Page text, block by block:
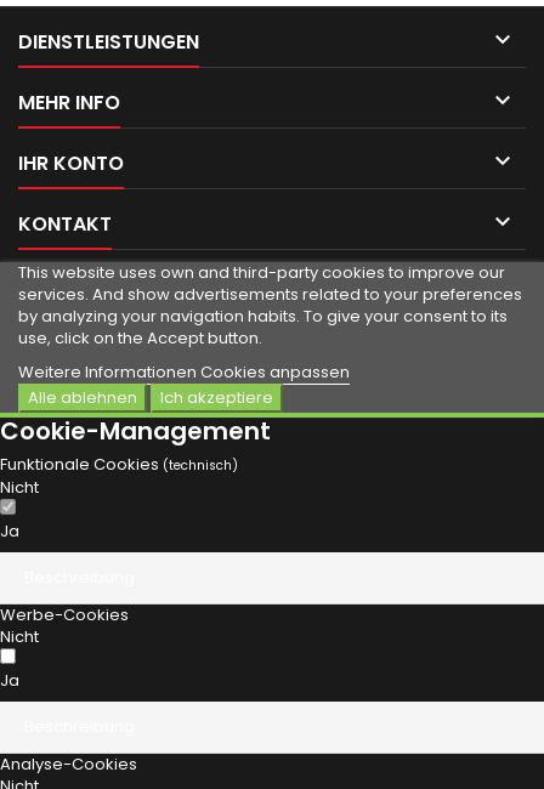
DIENSTLEISTUNGEN 
MEHR INFO 
IHR KONTO 
KONTAKT 
This website uses own and third-party cookies to improve our
services. And show advertisements related to your preferences
by analyzing your navigation habits. To give your consent to its
use, click on the Accept button.
Weitere Informationen Cookies anpassen
Alle ablehnen
Ich akzeptiere
Cookie-Management
Funktionale Cookies (technisch)
Nicht
Ja
Werbe-Cookies
Nicht
Ja
Analyse-Cookies